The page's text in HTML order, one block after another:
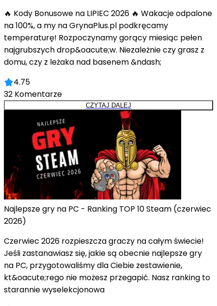
🔥 Kody Bonusowe na LIPIEC 2026 🔥 Wakacje odpalone
na 100%, a my na GrynaPlus.pl podkręcamy
temperaturę! Rozpoczynamy gorący miesiąc pełen
najgrubszych drop&oacute;w. Niezależnie czy grasz z
domu, czy z leżaka nad basenem &ndash;
4.75
32 Komentarze
CZYTAJ DALEJ
Najlepsze gry na PC - Ranking TOP 10 Steam (czerwiec
2026)
Czerwiec 2026 rozpieszcza graczy na całym świecie!
Jeśli zastanawiasz się, jakie są obecnie najlepsze gry
na PC, przygotowaliśmy dla Ciebie zestawienie,
kt&oacute;rego nie możesz przegapić. Nasz ranking to
starannie wyselekcjonowa